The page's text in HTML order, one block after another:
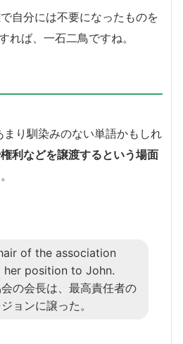
自分には不要になったものを
ば、一石二鳥ですね。
り馴染みのない単語かもしれ
利などを譲渡するという場面
of the association
her position to John.
の会長は、最高責任者の
ョンに譲った。